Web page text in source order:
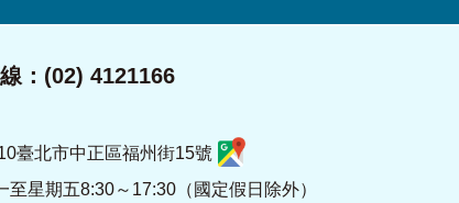
：(02) 4121166
臺北市中正區福州街15號
至星期五8:30～17:30（國定假日除外）